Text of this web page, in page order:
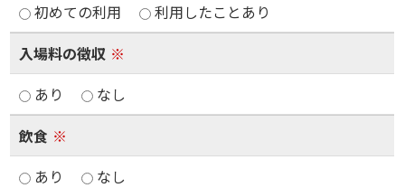
初めての利用
利用したことあり
入場料の徴収 ※
あり
なし
飲食 ※
あり
なし